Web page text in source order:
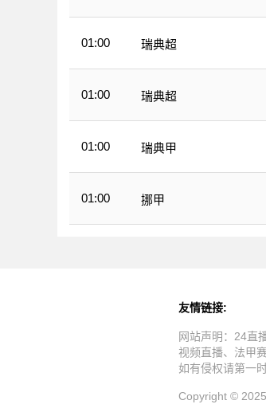
01:00 瑞典超
01:00 瑞典超
01:00 瑞典甲
01:00 挪甲
友情链接:
网站声明：24直
视频直播、法甲
如有侵权请第一
Copyright ©